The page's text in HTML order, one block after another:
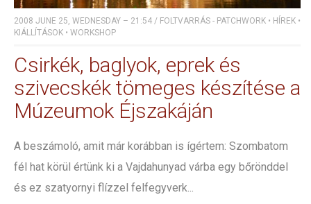
2008 JUNE 25, WEDNESDAY – 21:54 / FOLTVARRÁS - PATCHWORK • HÍREK •
KIÁLLÍTÁSOK • WORKSHOP
Csirkék, baglyok, eprek és
szivecskék tömeges készítése a
Múzeumok Éjszakáján
A beszámoló, amit már korábban is ígértem: Szombatom
fél hat körül értünk ki a Vajdahunyad várba egy bőrönddel
és ez szatyornyi flízzel felfegyverk...